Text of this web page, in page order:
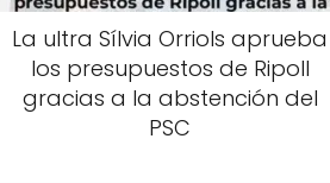
La ultra Sílvia Orriols aprueba
los presupuestos de Ripoll
gracias a la abstención del
PSC